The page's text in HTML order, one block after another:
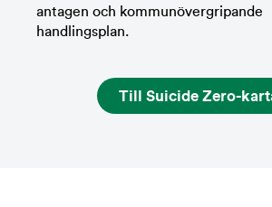
antagen och kommunövergripande
handlingsplan.
Till Suicide Zero-